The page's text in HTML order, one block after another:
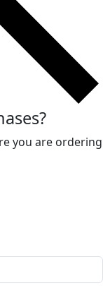
you are ordering